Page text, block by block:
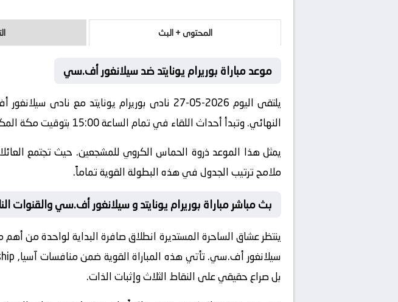
المحتوى + البث
موعد مباراة بوريرام يونايتد ضد سيلانغور أف.سي
النهائي. وتبدأ أحداث اللقاء في تمام الساعة 15:00 بتوقيت مكة المكرمة.
يمثل هذا الموعد ذروة الحماس الكروي للمشجعين. حيث تجتمع
ملامح ترتيب الجدول في هذه البطولة القوية تماماً.
بث مباشر مباراة بوريرام يونايتد و سيلانغور أف.سي والقنوات
ينتظر عشاق الساحرة المستديرة انطلاق صافرة البداية لواحدة من
سيلانغور أف.سي. تأتي هذه المباراة القوية ضمن منافساتآسيا, ASEAN Club Championship - النهائي
بل صراع حقيقي على النقاط الثلاث وإثبات الذات.